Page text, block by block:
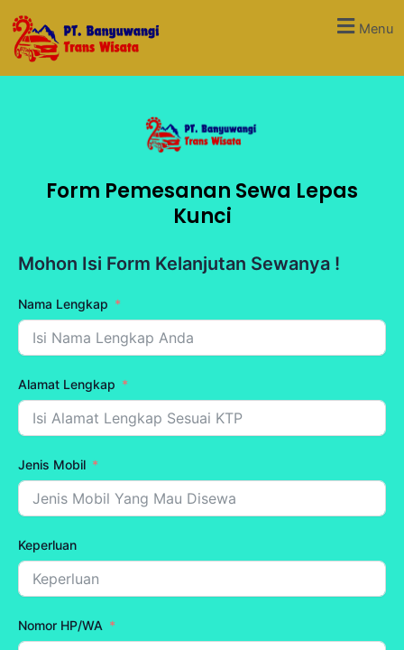
ke
konten
Menu
Form Pemesanan Sewa Lepas
Kunci
Mohon Isi Form Kelanjutan Sewanya !
Nama Lengkap
Alamat Lengkap
Jenis Mobil
Keperluan
Nomor HP/WA